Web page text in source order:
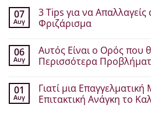
07
Αυγ
3 Tips για να
Φριζάρισμα
σχόλια
στο
3
να
Απαλλαγείς
από
06
Αυγ
Αυτός Είναι ο Ορός που
Περισσότερα
σχόλια
στο
Αυτός
01
Αυγ
Γιατί μια
Επιτακτική Ανάγκη το